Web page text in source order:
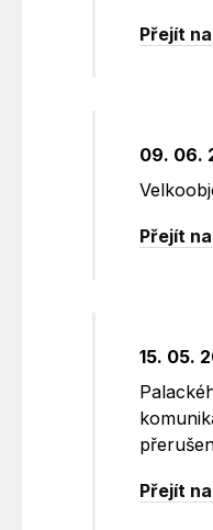
Přejít
09. 06.
Přejít
15. 05.
Přejít